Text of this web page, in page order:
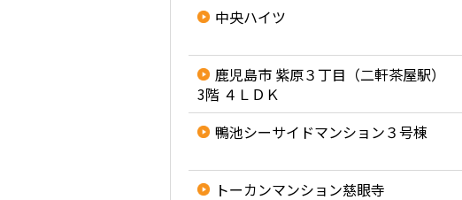
中央ハイツ
鹿児島市 紫原３丁目（二軒茶屋駅）
3階 ４ＬＤＫ
鴨池シーサイドマンション３号棟
トーカンマンション慈眼寺